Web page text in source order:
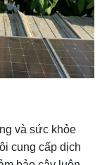
và sức khỏe
cung cấp dịch